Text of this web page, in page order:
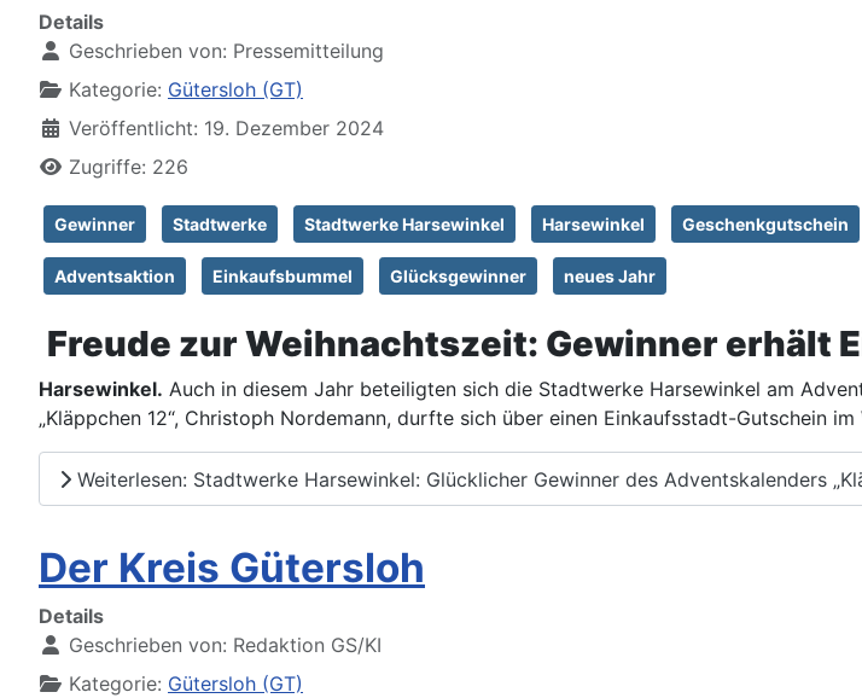
Details
Geschrieben von: Pressemitteilung
Kategorie: Gütersloh (GT)
Veröffentlicht: 19. Dezember 2024
Zugriffe: 226
Gewinner Stadtwerke Stadtwerke Harsewinkel Harsewinkel Geschenkgutschein
Adventsaktion Einkaufsbummel Glücksgewinner neues Jahr
Freude zur Weihnachtszeit: Gewinner erhält
Harsewinkel. Auch in diesem Jahr beteiligten sich die Stadtwerke Harsewinkel am
„Kläppchen 12“, Christoph Nordemann, durfte sich über einen Einkaufsstadt-Gutschein
Weiterlesen: Stadtwerke Harsewinkel: Glücklicher Gewinner des Adventskalenders
Der Kreis Gütersloh
Details
Geschrieben von: Redaktion GS/KI
Kategorie: Gütersloh (GT)